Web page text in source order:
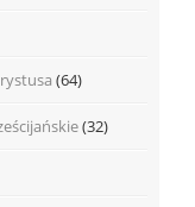
(64)
(32)